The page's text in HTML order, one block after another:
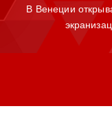
В Венеции